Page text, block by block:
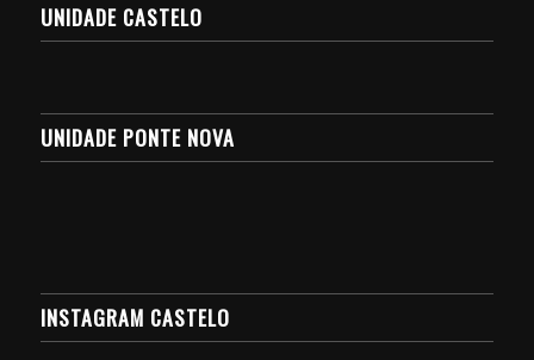
UNIDADE CASTELO
UNIDADE PONTE NOVA
INSTAGRAM CASTELO